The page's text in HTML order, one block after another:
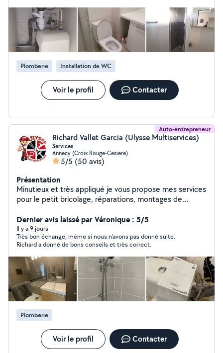
Plomberie Installation de WC
Voir le profil Contacter
Auto-entrepreneur
Richard Vallet Garcia (Ulysse Multiservices)
Services
Annecy (Croix Rouge-Cesiere)
5/5 (50 avis)
Présentation
Minutieux et très appliqué je vous propose mes services
pour le petit bricolage, réparations, montages de
plomberie etc... travail soigné et méticuleux. N'hésitez
pas à me contacter pour toutes demandes.
Dernier avis laissé par Véronique : 5/5
Il y a 9 jours
Très bon échange, même si nous n'avons pas donné suite.
Richard a donné de bons conseils et très correct.
Plomberie
Voir le profil Contacter